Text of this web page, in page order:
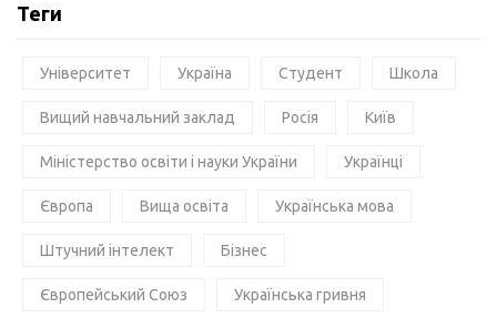
Теги
Університет Україна Студент Школа
Вищий навчальний заклад Росія Київ
Міністерство освіти і науки України Українці
Європа Вища освіта Українська мова
Штучний інтелект Бізнес
Європейський Союз Українська гривня